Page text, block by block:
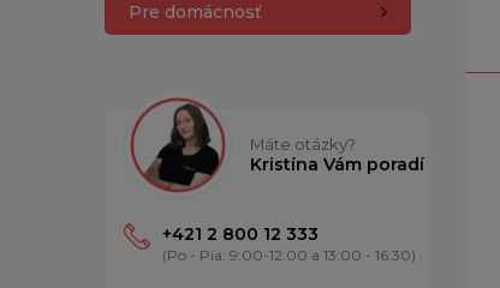
Pre domácnosť
Máte otázky?
Kristína Vám poradí
+421 2 800 12 333
(Po - Pia: 9:00-12:00 a 13:00 - 16:30)